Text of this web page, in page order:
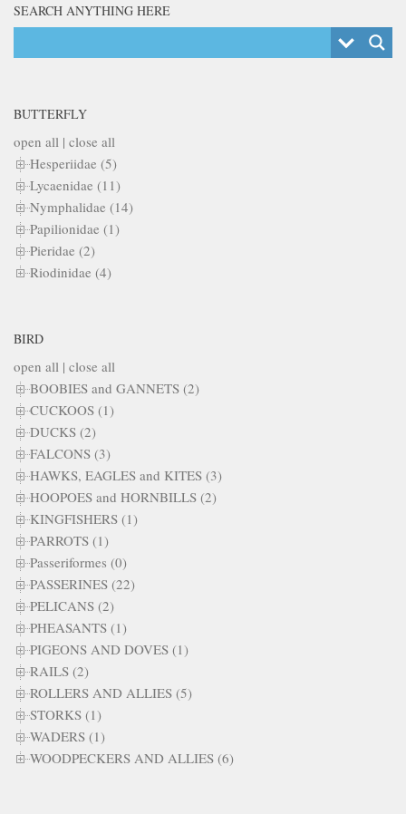
SEARCH ANYTHING HERE
BUTTERFLY
open all | close all
Hesperiidae (5)
Lycaenidae (11)
Nymphalidae (14)
Papilionidae (1)
Pieridae (2)
Riodinidae (4)
BIRD
open all | close all
BOOBIES and GANNETS (2)
CUCKOOS (1)
DUCKS (2)
FALCONS (3)
HAWKS, EAGLES and KITES (3)
HOOPOES and HORNBILLS (2)
KINGFISHERS (1)
PARROTS (1)
Passeriformes (0)
PASSERINES (22)
PELICANS (2)
PHEASANTS (1)
PIGEONS AND DOVES (1)
RAILS (2)
ROLLERS AND ALLIES (5)
STORKS (1)
WADERS (1)
WOODPECKERS AND ALLIES (6)